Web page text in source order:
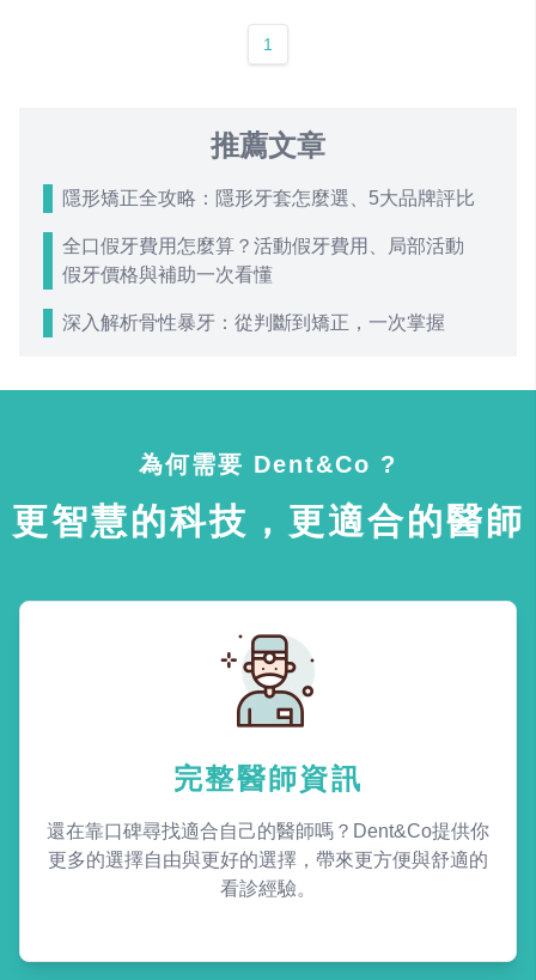
1
推薦文章
隱形矯正全攻略：隱形牙套怎麼選、5大品牌評比
全口假牙費用怎麼算？活動假牙費用、局部活動
假牙價格與補助一次看懂
深入解析骨性暴牙：從判斷到矯正，一次掌握
為何需要 Dent&Co ?
更智慧的科技，更適合的醫師
完整醫師資訊
還在靠口碑尋找適合自己的醫師嗎？Dent&Co提供你
更多的選擇自由與更好的選擇，帶來更方便與舒適的
看診經驗。